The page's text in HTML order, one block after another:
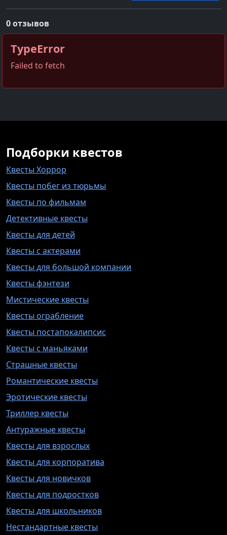
0 отзывов
TypeError
Failed to fetch
Подборки квестов
Квесты Хоррор
Квесты побег из тюрьмы
Квесты по фильмам
Детективные квесты
Квесты для детей
Квесты с актерами
Квесты для большой компании
Квесты фэнтези
Мистические квесты
Квесты ограбление
Квесты постапокалипсис
Квесты с маньяками
Страшные квесты
Романтические квесты
Эротические квесты
Триллер квесты
Антуражные квесты
Квесты для взрослых
Квесты для корпоратива
Квесты для новичков
Квесты для подростков
Квесты для школьников
Нестандартные квесты